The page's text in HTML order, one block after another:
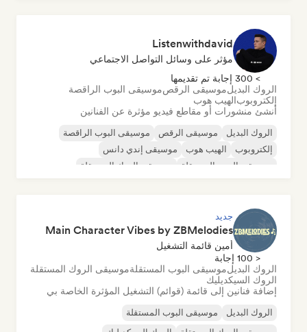
Listenwithdavid
مؤثر على وسائل التواصل الاجتماعي
> 300 إجابة تم تقديمها
الروك البديلموسيقى الرقصموسيقى البوب الراقصة
إلكتروبوبالهيب هوب
أنشئ منشورات أو مقاطع فيديو مؤثرة عن الفنانين
الروك البديل موسيقى الرقص
موسيقى البوب الراقصة
إلكتروبوب
الهيب هوب
موسيقى إندي دانس
موسيقى البوب المستقلة
موسيقى الروك المستقلة
جديد
Main Character Vibes by ZBMelodies
أمين قائمة التشغيل
< 100 إجابة
الروك البديلموسيقى البوب المستقلةموسيقى الروك المستقلة
الروك السيكديليك
إضافة فنانين إلى قائمة (قوائم) التشغيل المؤثرة الخاصة بي
الروك البديل
موسيقى البوب المستقلة